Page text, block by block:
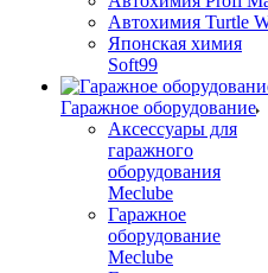
Автохимия Turtle
Японская химия
Soft99
Гаражное оборудование
Аксессуары для
гаражного
оборудования
Meclube
Гаражное
оборудование
Meclube